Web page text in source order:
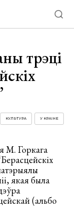
трэці
У КРАІНЕ
КУЛЬТУРА
М. Горкага
якая была
(альбо